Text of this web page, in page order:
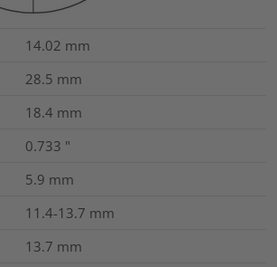
14.02 mm
28.5 mm
18.4 mm
0.733 "
5.9 mm
11.4-13.7 mm
13.7 mm